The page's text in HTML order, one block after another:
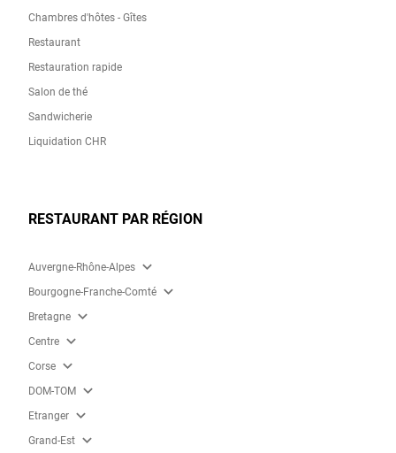
Chambres d'hôtes - Gîtes
Restaurant
Restauration rapide
Salon de thé
Sandwicherie
Liquidation CHR
RESTAURANT PAR RÉGION
Auvergne-Rhône-Alpes expand_more
Bourgogne-Franche-Comté expand_more
Bretagne expand_more
Centre expand_more
Corse expand_more
DOM-TOM expand_more
Etranger expand_more
Grand-Est expand_more